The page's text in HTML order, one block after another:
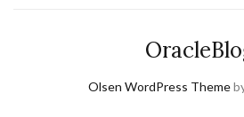
Olsen WordPress Theme